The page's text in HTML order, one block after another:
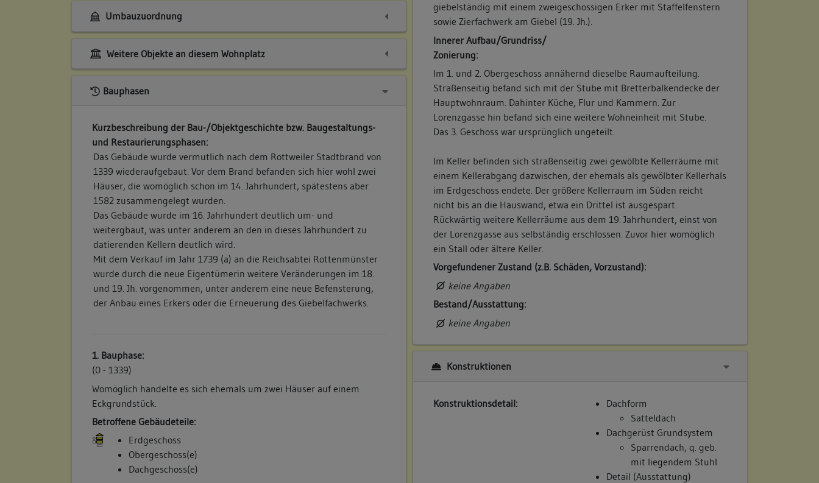
Umbauzuordnung
Weitere Objekte an diesem Wohnplatz
Bauphasen
Kurzbeschreibung der Bau-/Objektgeschichte bzw. Baugestaltungs-
und Restaurierungsphasen:
Das Gebäude wurde vermutlich nach dem Rottweiler Stadtbrand von
1339 wiederaufgebaut. Vor dem Brand befanden sich hier wohl zwei
Häuser, die womöglich schon im 14. Jahrhundert, spätestens aber
1582 zusammengelegt wurden.
Das Gebäude wurde im 16. Jahrhundert deutlich um- und
weitergbaut, was unter anderem an den in dieses Jahrhundert zu
datierenden Kellern deutlich wird.
Mit dem Verkauf im Jahr 1739 (a) an die Reichsabtei Rottenmünster
wurde durch die neue Eigentümerin weitere Veränderungen im 18.
und 19. Jh. vorgenommen, unter anderem eine neue Befensterung,
der Anbau eines Erkers oder die Erneuerung des Giebelfachwerks.
1. Bauphase:
(0 - 1339)
Womöglich handelte es sich ehemals um zwei Häuser auf einem
Eckgrundstück.
Betroffene Gebäudeteile:
Erdgeschoss
Obergeschoss(e)
Dachgeschoss(e)
giebelständig mit einem zweigeschossigen Erker mit Staffelfenstern
sowie Zierfachwerk am Giebel (19. Jh.).
Innerer Aufbau/Grundriss/
Zonierung:
Im 1. und 2. Obergeschoss annähernd dieselbe Raumaufteilung.
Straßenseitig befand sich mit der Stube mit Bretterbalkendecke der
Hauptwohnraum. Dahinter Küche, Flur und Kammern. Zur
Lorenzgasse hin befand sich eine weitere Wohneinheit mit Stube.
Das 3. Geschoss war ursprünglich ungeteilt.
Im Keller befinden sich straßenseitig zwei gewölbte Kellerräume mit
einem Kellerabgang dazwischen, der ehemals als gewölbter Kellerhals
im Erdgeschoss endete. Der größere Kellerraum im Süden reicht
nicht bis an die Hauswand, etwa ein Drittel ist ausgespart.
Rückwärtig weitere Kellerräume aus dem 19. Jahrhundert, einst von
der Lorenzgasse aus selbständig erschlossen. Zuvor hier womöglich
ein Stall oder ältere Keller.
Vorgefundener Zustand (z.B. Schäden, Vorzustand):
keine Angaben
Bestand/Ausstattung:
keine Angaben
Konstruktionen
Konstruktionsdetail:
Dachform
Satteldach
Dachgerüst Grundsystem
Sparrendach, q. geb.
mit liegendem Stuhl
Detail (Ausstattung)